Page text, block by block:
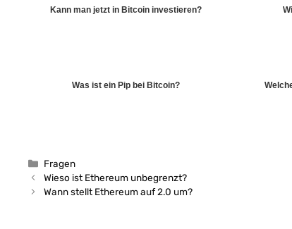
Kann man jetzt in Bitcoin investieren?
Was ist ein Pip bei Bitcoin?
Kategorien
Fragen
Wieso ist Ethereum unbegrenzt?
Wann stellt Ethereum auf 2.0 um?